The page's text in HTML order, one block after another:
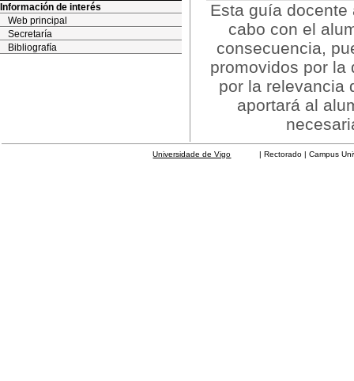
Información de interés
Web principal
Secretaría
Bibliografía
Esta guía
cabo con el
consecuencia,
promovidos por la
por la relevancia
aportará al
Universidade de Vigo | Rectorado | Campus